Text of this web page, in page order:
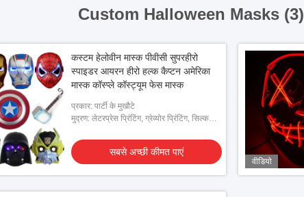
Custom Halloween Masks (3)
कस्टम हेलोवीन मास्क पीवीसी सुपरहीरो
स्पाइडर आयरन हीरो हल्क कैप्टन अमेरिका
मास्क कॉस्प्ले कॉस्ट्यूम फेस मास्क
प्रकार: पार्टी के मुखौटे
मुद्रण: लेटरप्रेस प्रिंटिंग, ग्रेव्योर प्रिंटिंग, सिल्क
सबसे अच्छी कीमत पाएं
वीडियो